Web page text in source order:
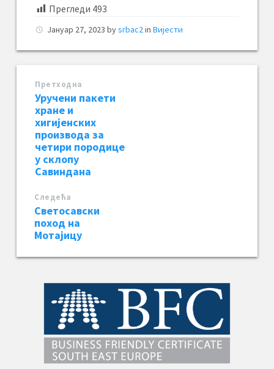
Прегледи 493
Јануар 27, 2023 bysrbac2in Вијести
Претходна
Уручени пакети
хране и
хигијенских
производа за
четири породице
у склопу
Савиндана
Следећa
Светосавски
поход на
Мотајицу